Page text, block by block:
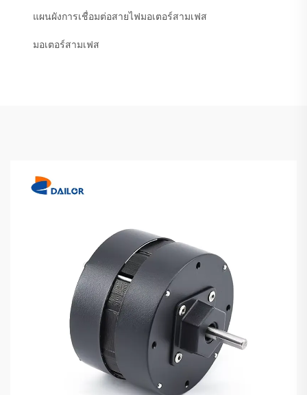
แผนผังการเชื่อมต่อสายไฟมอเตอร์สามเฟส
มอเตอร์สามเฟส